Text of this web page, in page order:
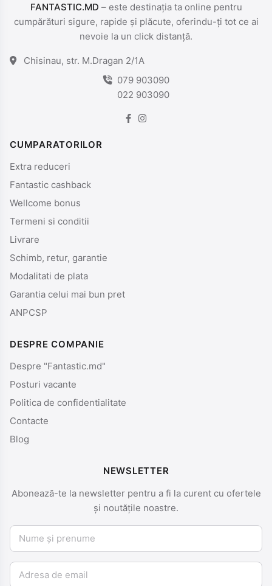
FANTASTIC.MD – este destinația ta online pentru
cumpărături sigure, rapide și plăcute, oferindu-ți tot ce ai
nevoie la un click distanță.
Chisinau, str. M.Dragan 2/1A
079 903090
022 903090
CUMPARATORILOR
Extra reduceri
Fantastic cashback
Wellcome bonus
Termeni si conditii
Livrare
Schimb, retur, garantie
Modalitati de plata
Garantia celui mai bun pret
ANPCSP
DESPRE COMPANIE
Despre "Fantastic.md"
Posturi vacante
Politica de confidentialitate
Contacte
Blog
NEWSLETTER
Abonează-te la newsletter pentru a fi la curent cu ofertele
și noutățile noastre.
Nume și prenume
Email